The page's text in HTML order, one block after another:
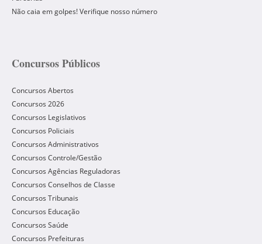
Não caia em golpes! Verifique nosso número
Concursos Públicos
Concursos Abertos
Concursos 2026
Concursos Legislativos
Concursos Policiais
Concursos Administrativos
Concursos Controle/Gestão
Concursos Agências Reguladoras
Concursos Conselhos de Classe
Concursos Tribunais
Concursos Educação
Concursos Saúde
Concursos Prefeituras